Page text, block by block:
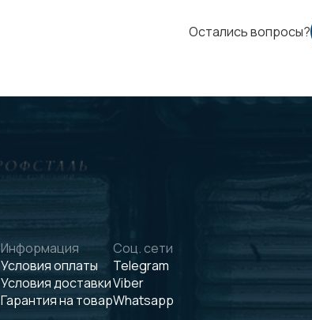
Остались вопросы?
Информация
Условия оплаты
Условия доставки
Гарантия на товар
Соц. сети
Telegram
Viber
Whatsapp